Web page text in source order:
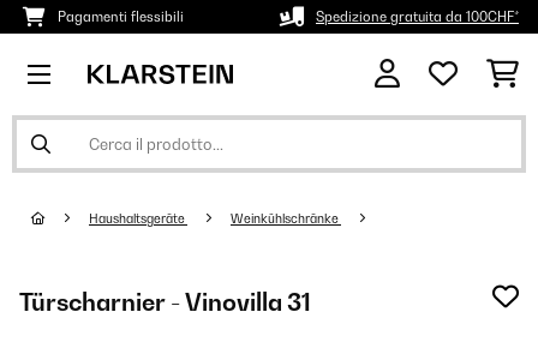
Pagamenti flessibili Spedizione gratuita da 100CHF*
Haushaltsgeräte Weinkühlschränke
Türscharnier - Vinovilla 31